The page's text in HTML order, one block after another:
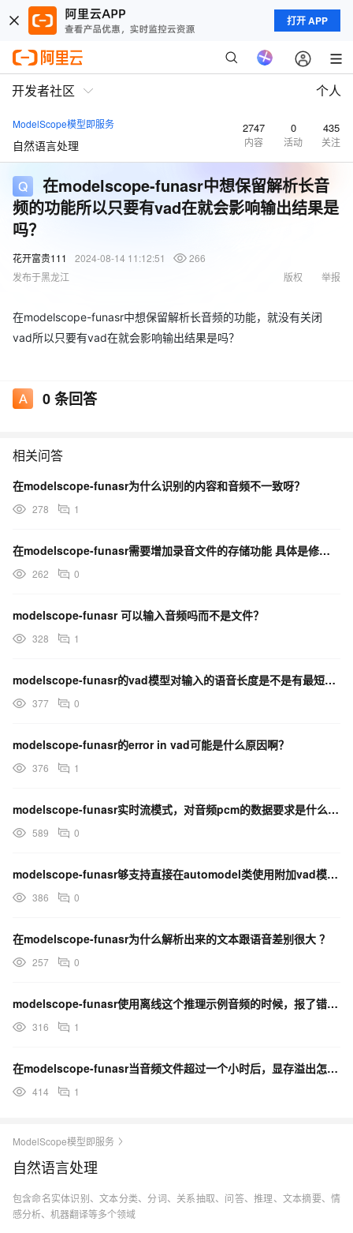
打开 APP
开发者社区 个人
ModelScope模型即服务
自然语言处理
2747
内容
0
活动
435
关注
在modelscope-funasr中想保留解析长音
频的功能所以只要有vad在就会影响输出结果是
吗？
花开富贵111 2024-08-14 11:12:51
266
发布于黑龙江
举报
版权
在modelscope-funasr中想保留解析长音频的功能，就没有关闭
vad所以只要有vad在就会影响输出结果是吗？
0条回答
相关问答
在modelscope-funasr为什么识别的内容和音频不一致呀？
278 1
在modelscope-funasr需要增加录音文件的存储功能 具体是修改哪个文件啊 ？
262 0
modelscope-funasr 可以输入音频吗而不是文件？
328 1
modelscope-funasr的vad模型对输入的语音长度是不是有最短时长的要求？
377 0
modelscope-funasr的error in vad可能是什么原因啊？
376 1
modelscope-funasr实时流模式，对音频pcm的数据要求是什么呢？
589 0
modelscope-funasr够支持直接在automodel类使用附加vad模型的参数吗？
386 0
在modelscope-funasr为什么解析出来的文本跟语音差别很大 ？
257 0
modelscope-funasr使用离线这个推理示例音频的时候，报了错误，是为什么？
316 1
在modelscope-funasr当音频文件超过一个小时后，显存溢出怎么解决？
414 1
ModelScope模型即服务
自然语言处理
包含命名实体识别、文本分类、分词、关系抽取、问答、推理、文本摘要、情
感分析、机器翻译等多个领域